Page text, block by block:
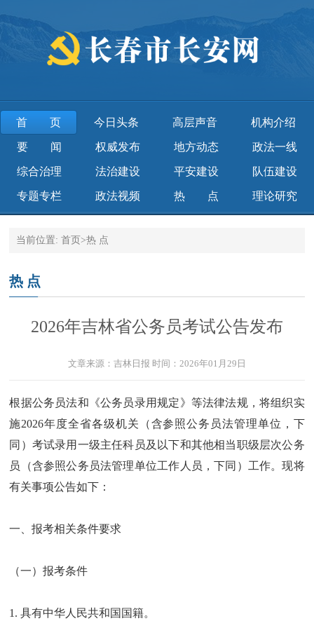
首页 今日头条 高层声音 机构介绍
要 闻 权威发布 地方动态 政法一线
综合治理 法治建设 平安建设 队伍建设
专题专栏 政法视频 热 点 理论研究
当前位置:首页>热 点
热 点
2026年吉林省公务员考试公告发布
文章来源： 吉林日报 时间： 2026年01月29日
根据公务员法和《公务员录用规定》等法律法规，将组织实
施2026年度全省各级机关（含参照公务员法管理单位，下
同）考试录用一级主任科员及以下和其他相当职级层次公务
员（含参照公务员法管理单位工作人员，下同）工作。现将
有关事项公告如下：
一、报考相关条件要求
（一）报考条件
1. 具有中华人民共和国国籍。